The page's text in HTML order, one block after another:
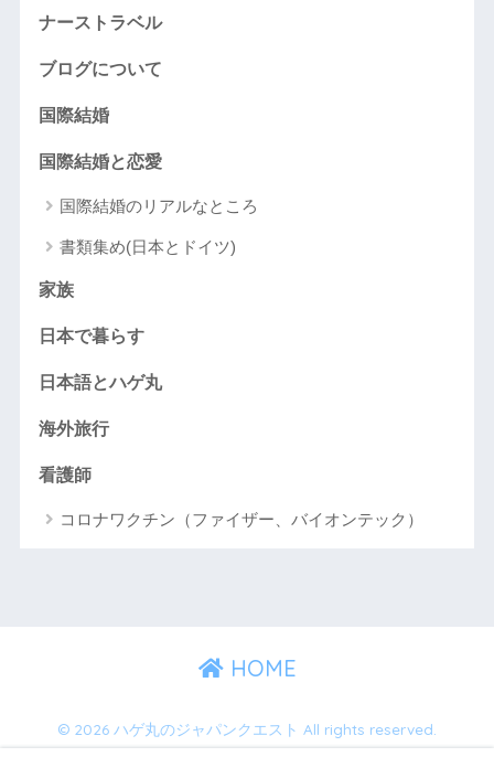
ナーストラベル
ブログについて
国際結婚
国際結婚と恋愛
国際結婚のリアルなところ
書類集め(日本とドイツ)
家族
日本で暮らす
日本語とハゲ丸
海外旅行
看護師
コロナワクチン（ファイザー、バイオンテック）
HOME
© 2026 ハゲ丸のジャパンクエスト All rights reserved.